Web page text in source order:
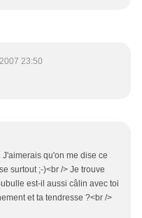
23:50
qu'on me dise ce
surtout ;-)<br /> Je trouve
est-il aussi câlin avec toi
et ta tendresse ?<br />